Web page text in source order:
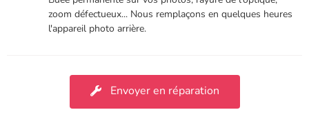
zoom défectueux... Nous remplaçons en quelques heures
l'appareil photo arrière.
Envoyer en réparation